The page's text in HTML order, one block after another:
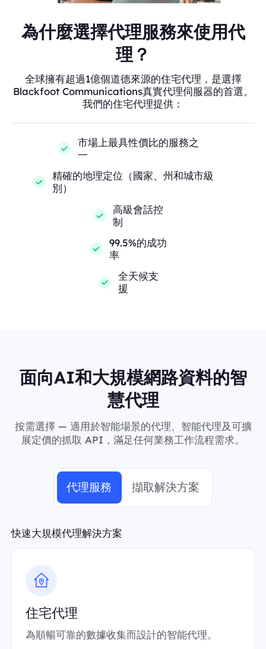
為什麼選擇代理服務來使用代
理？
全球擁有超過1億個道德來源的住宅代理，是選擇
Blackfoot Communications真實代理伺服器的首選。
我們的住宅代理提供：
市場上最具性價比的服務之
一
精確的地理定位（國家、州和城市級
別）
高級會話控
制
99.5%的成功
率
全天候支
援
面向AI和大規模網路資料的智
慧代理
按需選擇 — 適用於智能場景的代理、智能代理及可擴
展定價的抓取 API，滿足任何業務工作流程需求。
代理服務 擷取解決方案
快速大規模代理解決方案
住宅代理
為順暢可靠的數據收集而設計的智能代理。